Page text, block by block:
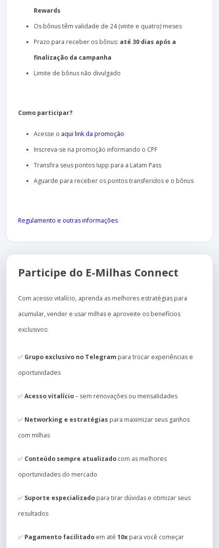
Rewards
Os bônus têm validade de 24 (vinte e quatro) meses
Prazo para receber os bônus: até 30 dias após a
finalização da campanha
Limite de bônus não divulgado
Como participar?
Acesse o aqui link da promoção
Inscreva-se na promoção informando o CPF
Transfira seus pontos Iupp para a Latam Pass
Aguarde para receber os pontos transferidos e o bônus
Regulamento e outras informações
Participe do E-Milhas Connect
Com acesso vitalício, aprenda as melhores estratégias para
acumular, vender e usar milhas e aproveite os benefícios
exclusivos:
✅ Grupo exclusivo no Telegram para trocar experiências e
oportunidades
✅Acesso vitalício– sem renovações ou mensalidades
✅ Networking e estratégias para maximizar seus ganhos
com milhas
✅ Conteúdo sempre atualizado com as melhores
oportunidades do mercado
✅ Suporte especializado para tirar dúvidas e otimizar seus
resultados
✅ Pagamento facilitado em até 10x para você começar